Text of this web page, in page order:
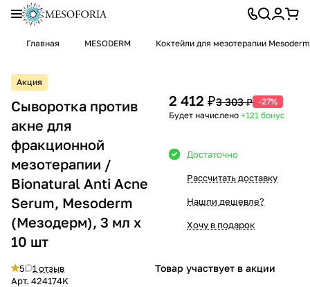
Главная MESODERM Коктейли для мезотерапии Mesoderm
Акция
Сыворотка против
акне для
фракционной
мезотерапии /
Bionatural Anti Acne
Serum, Mesoderm
(Мезодерм), 3 мл х
10 шт
5
1 отзыв
Арт. 424174K
2 412 ₽3 303 ₽ -27%
Будет начислено +121 бонус
Достаточно
Рассчитать доставку
Нашли дешевле?
Хочу в подарок
Товар участвует в акции